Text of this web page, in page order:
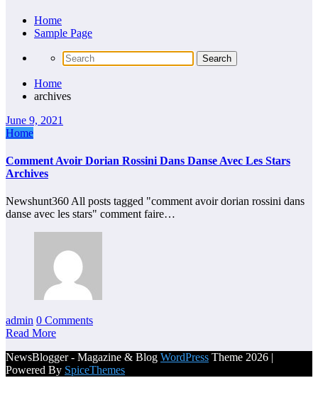
Home
Sample Page
Home
archives
June 9, 2021
Home
Comment Avoir Dorian Rossini Dans Danse Avec Les Stars
Archives
Newshunt360 All posts tagged "comment avoir dorian rossini dans
danse avec les stars" comment faire…
admin 0 Comments
Read More
NewsBlogger - Magazine & Blog WordPress Theme 2026 |
Powered By SpiceThemes